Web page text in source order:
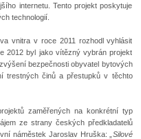
internetu. Tento projekt poskytuje
technologií.
vnitra v roce 2011 rozhodl vyhlásit
2012 byl jako vítězný vybrán projekt
bezpečnosti obyvatel bytových
trestných činů a přestupků v těchto
zaměřených na konkrétní typ
ze strany českých předkladatelů
náměstek Jaroslav Hruška: „ Silové